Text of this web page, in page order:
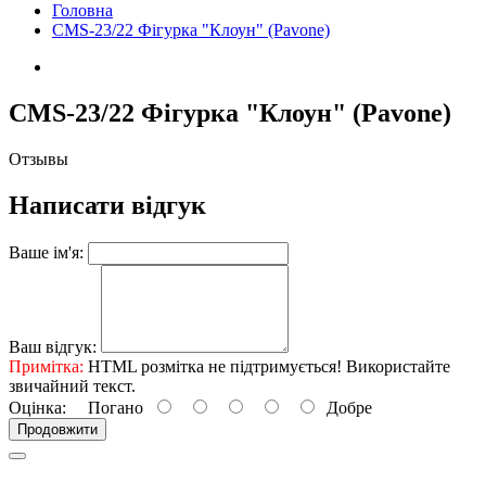
Головна
CMS-23/22 Фігурка "Клоун" (Pavone)
CMS-23/22 Фігурка "Клоун" (Pavone)
Отзывы
Написати відгук
Ваше ім'я:
Ваш відгук:
Примітка: HTML розмітка не підтримується! Використайте
звичайний текст.
Оцінка: Погано Добре
Продовжити